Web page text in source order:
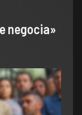
negocia»